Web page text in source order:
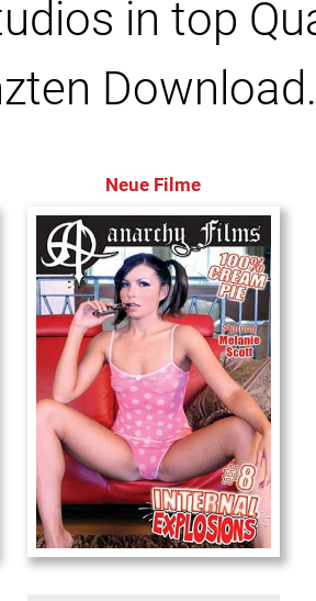
in top
Download.
Neue Filme
Internal Explosionen